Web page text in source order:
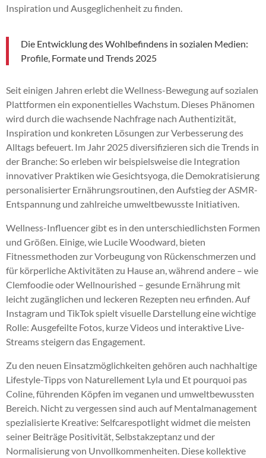
Inspiration und Ausgeglichenheit zu finden.
Die Entwicklung des Wohlbefindens in sozialen Medien:
Profile, Formate und Trends 2025
Seit einigen Jahren erlebt die Wellness-Bewegung auf sozialen
Plattformen ein exponentielles Wachstum. Dieses Phänomen
wird durch die wachsende Nachfrage nach Authentizität,
Inspiration und konkreten Lösungen zur Verbesserung des
Alltags befeuert. Im Jahr 2025 diversifizieren sich die Trends in
der Branche: So erleben wir beispielsweise die Integration
innovativer Praktiken wie Gesichtsyoga, die Demokratisierung
personalisierter Ernährungsroutinen, den Aufstieg der ASMR-
Entspannung und zahlreiche umweltbewusste Initiativen.
Wellness-Influencer gibt es in den unterschiedlichsten Formen
und Größen. Einige, wie Lucile Woodward, bieten
Fitnessmethoden zur Vorbeugung von Rückenschmerzen und
für körperliche Aktivitäten zu Hause an, während andere – wie
Clemfoodie oder Wellnourished – gesunde Ernährung mit
leicht zugänglichen und leckeren Rezepten neu erfinden. Auf
Instagram und TikTok spielt visuelle Darstellung eine wichtige
Rolle: Ausgefeilte Fotos, kurze Videos und interaktive Live-
Streams steigern das Engagement.
Zu den neuen Einsatzmöglichkeiten gehören auch nachhaltige
Lifestyle-Tipps von Naturellement Lyla und Et pourquoi pas
Coline, führenden Köpfen im veganen und umweltbewussten
Bereich. Nicht zu vergessen sind auch auf Mentalmanagement
spezialisierte Kreative: Selfcarespotlight widmet die meisten
seiner Beiträge Positivität, Selbstakzeptanz und der
Normalisierung von Unvollkommenheiten. Diese kollektive